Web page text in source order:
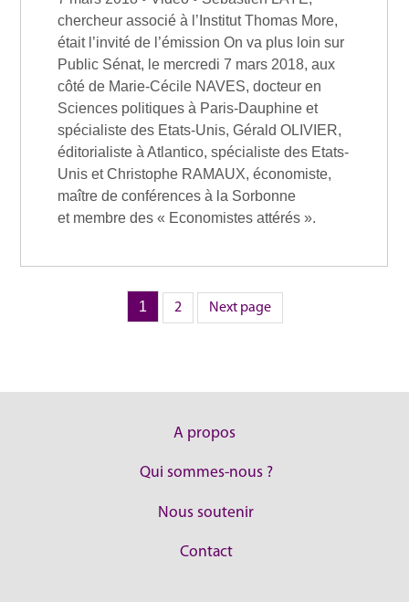
chercheur associé à l’Institut Thomas More,
était l’invité de l’émission On va plus loin sur
Public Sénat, le mercredi 7 mars 2018, aux
côté de Marie-Cécile NAVES, docteur en
Sciences politiques à Paris-Dauphine et
spécialiste des Etats-Unis, Gérald OLIVIER,
éditorialiste à Atlantico, spécialiste des Etats-
Unis et Christophe RAMAUX, économiste,
maître de conférences à la Sorbonne
et membre des « Economistes attérés ».
Page
1 Page
2 Next page
A propos
Qui sommes-nous ?
Nous soutenir
Contact